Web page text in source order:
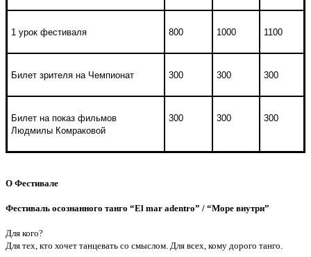
1 урок фестиваля 800 1000 1100
Билет зрителя на Чемпионат 300 300 300
Билет на показ фильмов
Людмилы Комраковой
300 300 300
О Фестивале
Фестиваль осознанного танго “El mar adentro” / “Море внутри”
Для кого?
Для тех, кто хочет танцевать со смыслом. Для всех, кому дорого танго.